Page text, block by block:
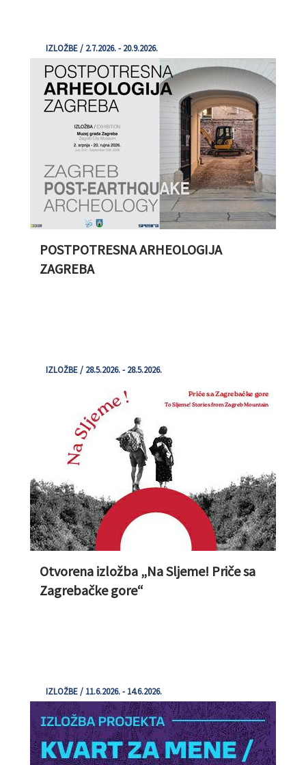
IZLOŽBE / 2.7.2026. - 20.9.2026.
POSTPOTRESNA ARHEOLOGIJA
ZAGREBA
IZLOŽBE / 28.5.2026. - 28.5.2026.
Otvorena izložba „Na Sljeme! Priče sa
Zagrebačke gore“
IZLOŽBE / 11.6.2026. - 14.6.2026.